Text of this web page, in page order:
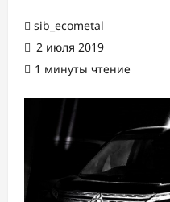
sib_ecometal
2 июля 2019
1 минуты чтение